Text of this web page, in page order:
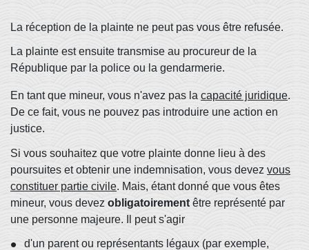
La réception de la plainte ne peut pas vous être refusée.
La plainte est ensuite transmise au procureur de la
République par la police ou la gendarmerie.
En tant que mineur, vous n'avez pas la capacité juridique.
De ce fait, vous ne pouvez pas introduire une action en
justice.
Si vous souhaitez que votre plainte donne lieu à des
poursuites et obtenir une indemnisation, vous devez vous
constituer partie civile. Mais, étant donné que vous êtes
mineur, vous devez obligatoirementêtre représenté par
une personne majeure. Il peut s'agir
d'un parent ou représentants légaux (par exemple,